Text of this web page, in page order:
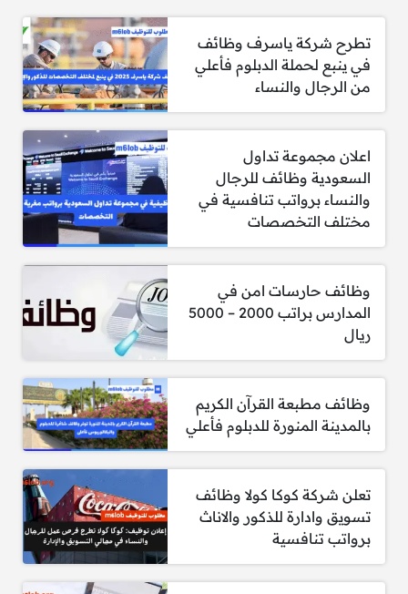
المسمي الوظيفي المتاح:
حارس أمن (سكيورتي)
متطلبات الوظيفة:
الوظائف مخصصة للسعوديين فقط.
يشترط التسجيل في التأمينات الاجتماعية.
لا يُشترط توفر خبرة سابقة.
تفاصيل الوظيفة:
استلام المواقع من خلال الدورية.
العمل بنظام 12 ساعة يوميًا.
يوم واحد إجازة أسبوعيًا.
تطرح شركة ياسرف وظائف
في ينبع لحملة الدبلوم فأعلي
من الرجال والنساء
اعلان مجموعة تداول
السعودية وظائف للرجال
والنساء برواتب تنافسية في
مختلف التخصصات
وظائف حارسات امن في
المدارس براتب 2000 – 5000
ريال
وظائف مطبعة القرآن الكريم
بالمدينة المنورة للدبلوم فأعلي
تعلن شركة كوكا كولا وظائف
تسويق وادارة للذكور والاناث
برواتب تنافسية